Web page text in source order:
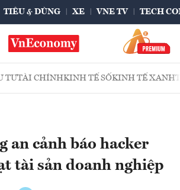
TIÊU & DÙNG XE VNE TV TECH
TƯTÀI CHÍNHKINH TẾ SỐKINH TẾ XANH
an cảnh báo hacker
tài sản doanh nghiệp